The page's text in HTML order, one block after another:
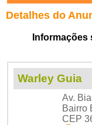
Detalhes do
Warley Guia
Av.
Bairro
CEP